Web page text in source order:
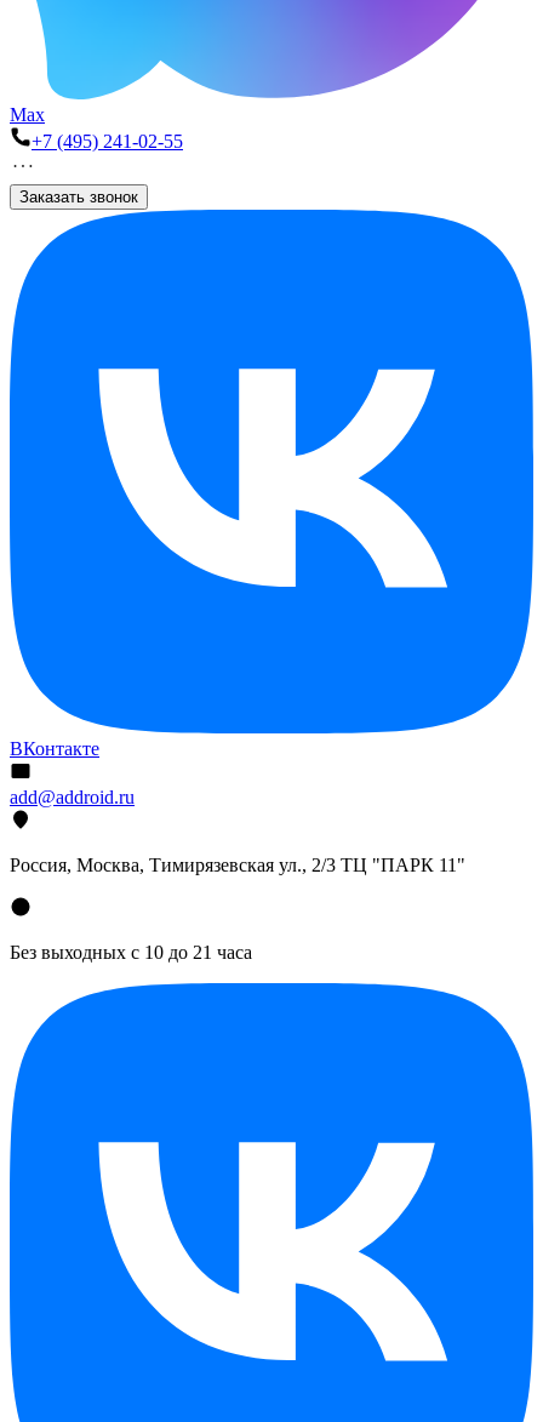
Max
+7 (495) 241-02-55
Заказать звонок
ВКонтакте
add@addroid.ru
Россия, Москва, Тимирязевская ул., 2/3 ТЦ "ПАРК 11"
Без выходных с 10 до 21 часа